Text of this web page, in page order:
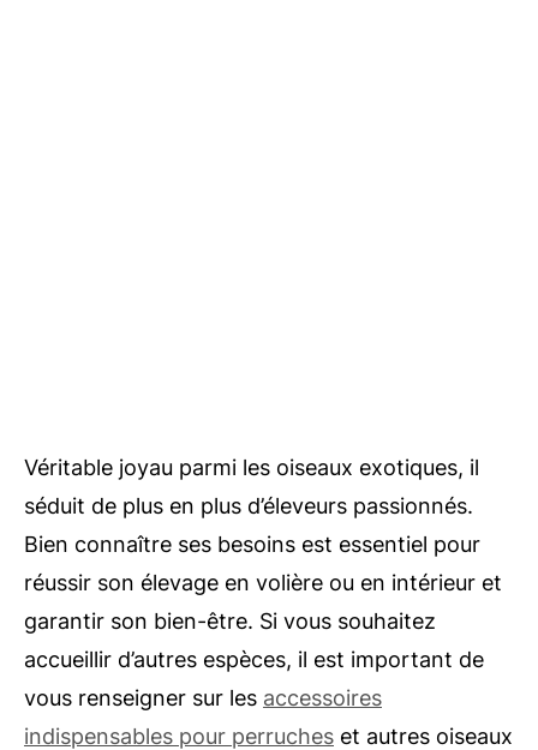
Véritable joyau parmi les oiseaux exotiques, il
séduit de plus en plus d’éleveurs passionnés.
Bien connaître ses besoins est essentiel pour
réussir son élevage en volière ou en intérieur et
garantir son bien-être. Si vous souhaitez
accueillir d’autres espèces, il est important de
vous renseigner sur les accessoires
indispensables pour perruches et autres oiseaux